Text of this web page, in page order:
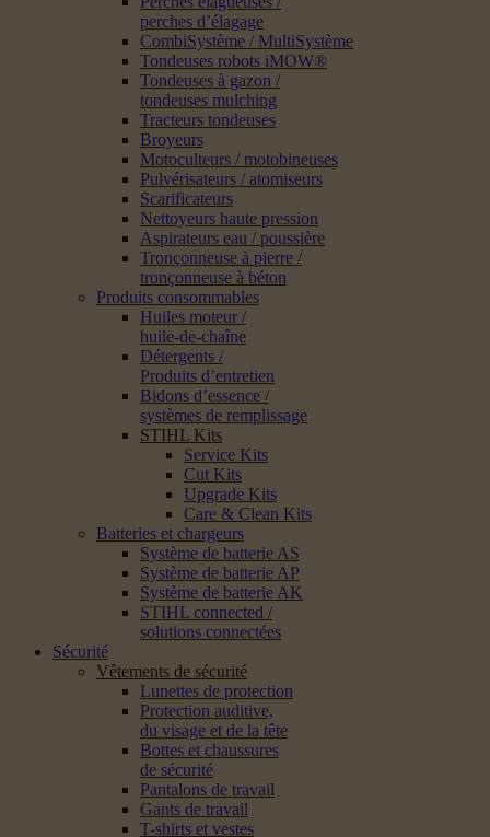
perches d’élagage
CombiSystème / MultiSystème
Tondeuses robots iMOW®
Tondeuses à gazon /
tondeuses mulching
Tracteurs tondeuses
Broyeurs
Motoculteurs / motobineuses
Pulvérisateurs / atomiseurs
Scarificateurs
Nettoyeurs haute pression
Aspirateurs eau / poussière
Tronçonneuse à pierre /
tronçonneuse à béton
Produits consommables
Huiles moteur /
huile-de-chaîne
Détergents /
Produits d’entretien
Bidons d’essence /
systèmes de remplissage
STIHL Kits
Service Kits
Cut Kits
Upgrade Kits
Care & Clean Kits
Batteries et chargeurs
Système de batterie AS
Système de batterie AP
Système de batterie AK
STIHL connected /
solutions connectées
Sécurité
Vêtements de sécurité
Lunettes de protection
Protection auditive,
du visage et de la tête
Bottes et chaussures
de sécurité
Pantalons de travail
Gants de travail
T-shirts et vestes